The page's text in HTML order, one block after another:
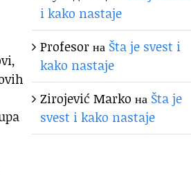
i kako nastaje
Profesorна Šta je svest i
kako nastaje
Zirojević Marko на Šta je
svest i kako nastaje